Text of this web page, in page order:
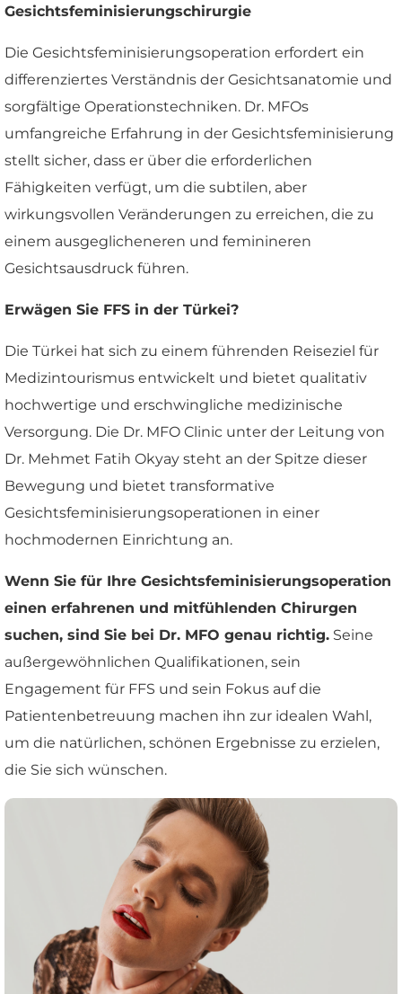
Gesichtsfeminisierungschirurgie
Die Gesichtsfeminisierungsoperation erfordert ein
differenziertes Verständnis der Gesichtsanatomie und
sorgfältige Operationstechniken. Dr. MFOs
umfangreiche Erfahrung in der Gesichtsfeminisierung
stellt sicher, dass er über die erforderlichen
Fähigkeiten verfügt, um die subtilen, aber
wirkungsvollen Veränderungen zu erreichen, die zu
einem ausgeglicheneren und feminineren
Gesichtsausdruck führen.
Erwägen Sie FFS in der Türkei?
Die Türkei hat sich zu einem führenden Reiseziel für
Medizintourismus entwickelt und bietet qualitativ
hochwertige und erschwingliche medizinische
Versorgung. Die Dr. MFO Clinic unter der Leitung von
Dr. Mehmet Fatih Okyay steht an der Spitze dieser
Bewegung und bietet transformative
Gesichtsfeminisierungsoperationen in einer
hochmodernen Einrichtung an.
Wenn Sie für Ihre Gesichtsfeminisierungsoperation
einen erfahrenen und mitfühlenden Chirurgen
suchen, sind Sie bei Dr. MFO genau richtig. Seine
außergewöhnlichen Qualifikationen, sein
Engagement für FFS und sein Fokus auf die
Patientenbetreuung machen ihn zur idealen Wahl,
um die natürlichen, schönen Ergebnisse zu erzielen,
die Sie sich wünschen.